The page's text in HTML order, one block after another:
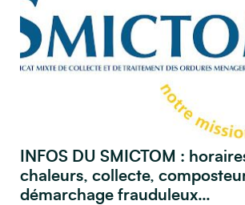
INFOS DU SMICTOM :
chaleurs, collecte,
démarchage frauduleux…